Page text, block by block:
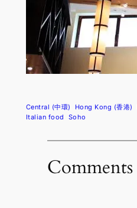
Central (中環) Hong Kong (香港)
Italian food
Soho
Comments